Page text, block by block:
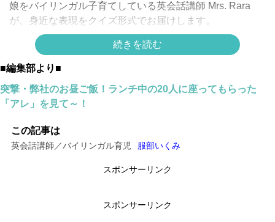
娘をバイリンガル子育てしている英会話講師 Mrs. Rara
が、身近な表現をクイズ形式でお届けします。
英語で 「 Give it a shot!
正解は
↓
↓
↓
スポンサーリンク
続きを読む
■編集部より■
突撃・弊社のお昼ご飯！ランチ中の20人に座ってもらった
「アレ」を見て～！
この記事は
英会話講師／バイリンガル育児 服部いくみ
スポンサーリンク
スポンサーリンク